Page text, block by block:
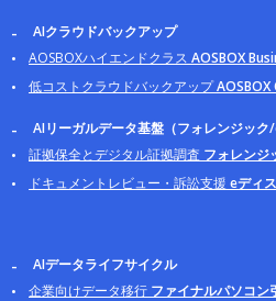
AIクラウドバックアップ
AOSBOXハイエンドクラス AOSBOX
低コストクラウドバックアップAOSBOX
AIリーガルデータ基盤（フォレンジック/
証拠保全とデジタル証拠調査 フォレンジ
ドキュメントレビュー・訴訟支援 eディ
AIデータライフサイクル
企業向けデータ移行 ファイナルパソコ